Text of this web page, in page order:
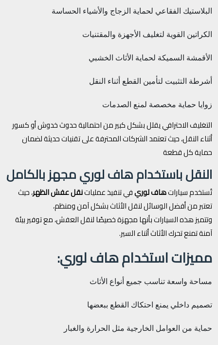
البلاستيك الفقاعي لحماية الزجاج والأشياء الحساسة
الكراتين القوية لتغليف الأجهزة والمقتنيات
الأقمشة السميكة لحماية الأثاث الخشبي
أشرطة التثبيت لتأمين القطع أثناء النقل
زوايا حماية مخصصة لمنع الصدمات
التغليف الاحترافي يقلل بشكل كبير من احتمالية حدوث خدوش أو كسور
أثناء النقل، حيث تعتمد الشركات المحترفة على تقنيات حديثة لضمان
حماية كل قطعة
النقل باستخدام هاف لوري مجهز بالكامل
تُستخدم سياراتهاف لوريفي تنفيذ عملياتنقل عفش الظهر، حيث
تعتبر من أفضل الوسائل لنقل الأثاث بشكل آمن ومنظم،
وتتميز هذه السيارات بأنها مجهزة خصيصًا لنقل العفش، مع توفير بيئة
آمنة تمنع تحرك الأثاث أثناء السير.
مميزات استخدام هاف لوري:
مساحة واسعة تناسب جميع أنواع الأثاث
تصميم داخلي يمنع احتكاك القطع ببعضها
حماية من العوامل الخارجية مثل الحرارة والغبار